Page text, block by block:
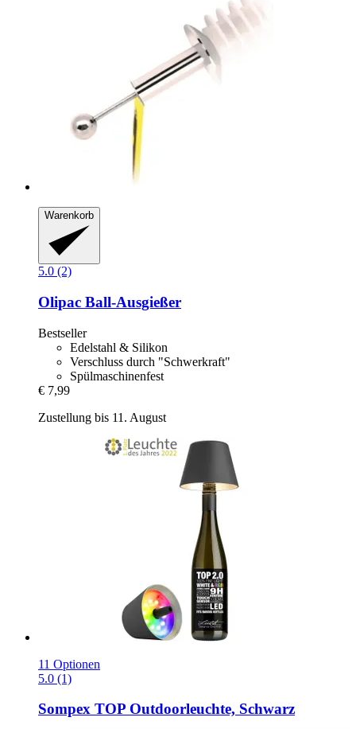
Warenkorb
5.0 (2)
Olipac Ball-​Ausgießer
Bestseller
Edelstahl & Silikon
Verschluss durch "Schwerkraft"
Spülmaschinenfest
€ 7,99
Zustellung bis 11. August
11 Optionen
5.0 (1)
Sompex TOP Outdoorleuchte, Schwarz